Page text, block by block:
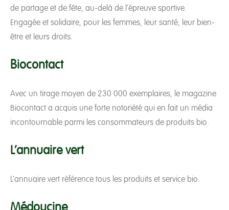
de partage et de fête, au-delà de l’épreuve sportive.
Engagée et solidaire, pour les femmes, leur santé, leur bien-
être et leurs droits.
Biocontact
Avec un tirage moyen de 230 000 exemplaires, le magazine
Biocontact a acquis une forte notoriété qui en fait un média
incontournable parmi les consommateurs de produits bio.
L’annuaire vert
L’annuaire vert référence tous les produits et service bio.